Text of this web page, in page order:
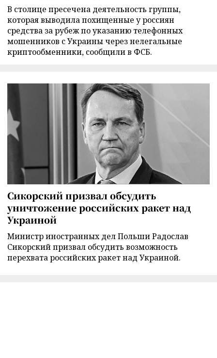
В столице пресечена деятельность группы,
которая выводила похищенные у россиян
средства за рубеж по указанию телефонных
мошенников с Украины через нелегальные
криптообменники, сообщили в ФСБ.
Сикорский призвал обсудить
уничтожение российских ракет над
Украиной
Министр иностранных дел Польши Радослав
Сикорский призвал обсудить возможность
перехвата российских ракет над Украиной.